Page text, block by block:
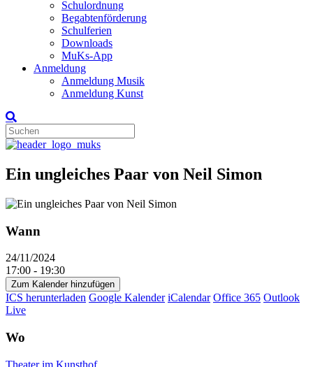
Schulordnung
Begabtenförderung
Schulferien
Downloads
MuKs-App
Anmeldung
Anmeldung Musik
Anmeldung Kunst
Ein ungleiches Paar von Neil Simon
Wann
24/11/2024
17:00 - 19:30
Zum Kalender hinzufügen
ICS herunterladen Google Kalender iCalendar Office 365 Outlook
Live
Wo
Theater im Kunsthof